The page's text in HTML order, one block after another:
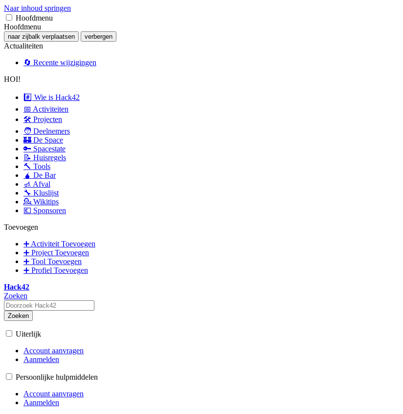
Naar inhoud springen
Hoofdmenu
Hoofdmenu
naar zijbalk verplaatsen verbergen
Actualiteiten
🔄 Recente wijzigingen
HOI!
#️⃣ Wie is Hack42
📅 Activiteiten
🛠 Projecten
🧑 Deelnemers
🏰 De Space
🔑 Spacestate
📝 Huisregels
🔨 Tools
🧉 De Bar
🚮 Afval
🔧 Kluslijst
💁 Wikitips
💶 Sponsoren
Toevoegen
➕ Activiteit Toevoegen
➕ Project Toevoegen
➕ Tool Toevoegen
➕ Profiel Toevoegen
Hack42
Zoeken
Zoeken
Uiterlijk
Account aanvragen
Aanmelden
Persoonlijke hulpmiddelen
Account aanvragen
Aanmelden